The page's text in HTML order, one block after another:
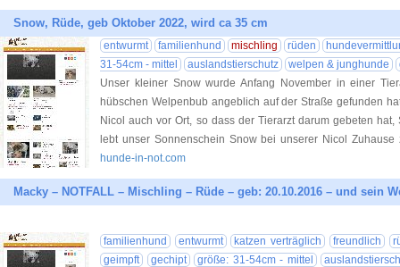
Snow, Rüde, geb Oktober 2022, wird ca 35 cm
entwurmt familienhund mischling rüden
31-54cm - mittel
auslandstierschutz welpen & junghunde
Unser kleiner Snow wurde Anfang November in einer
hübschen Welpenbub angeblich auf der Straße gefunden
Nicol auch vor Ort, so dass der Tierarzt darum gebeten
lebt unser Sonnenschein Snow bei unserer Nicol
hunde-in-not.com
Macky – NOTFALL – Mischling – Rüde – geb: 20.10.2016 – und sein
familienhund entwurmt katzen verträglich freundlich
geimpft
gechipt größe: 31-54cm - mittel